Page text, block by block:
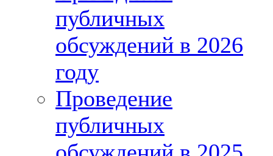
публичных
обсуждений в 2026
году
Проведение
публичных